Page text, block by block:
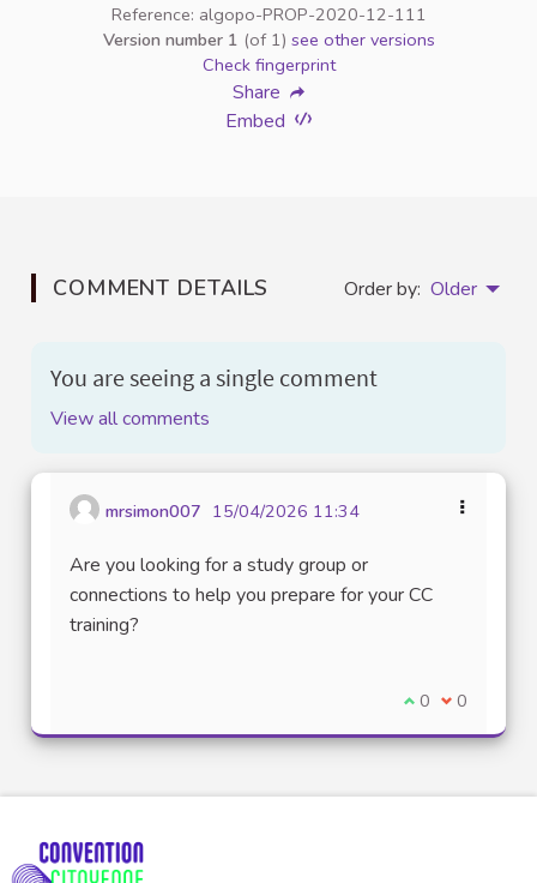
Reference: algopo-PROP-2020-12-111
Version number 1 (of 1) see other versions
Check fingerprint
Share
Embed
COMMENT DETAILS Order by: Older
You are seeing a single comment
View all comments
mrsimon007 15/04/2026 11:34
Are you looking for a study group or
connections to help you prepare for your CC
training?
I agree with this
0 I disagree
0